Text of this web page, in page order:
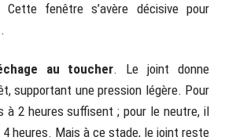
Cette fenêtre s’avère décisive pour
au toucher. Le joint donne
supportant une pression légère. Pour
à 2 heures suffisent ; pour le neutre, il
heures. Mais à ce stade, le joint reste